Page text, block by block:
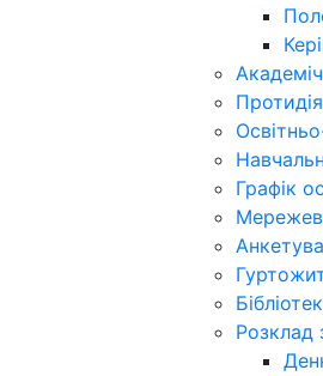
Графік
Розклад